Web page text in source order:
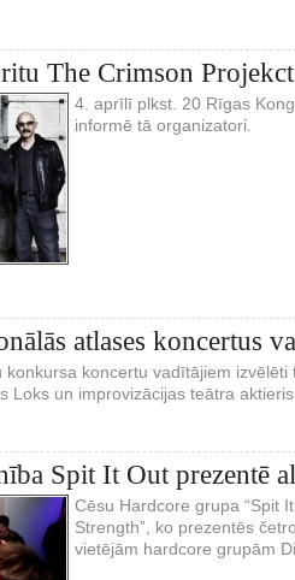
The Crimson Projekct
4. aprīlī plkst. 20 Rīgas
informē tā organizatori.
atlases koncertus
konkursa koncertu vadītājiem
Loks un improvizācijas teātra
Spit It Out prezentē
Cēsu Hardcore grupa “Spit
Strength”, ko prezentēs
vietējām hardcore grupām